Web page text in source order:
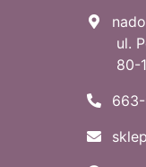
ul.
80-